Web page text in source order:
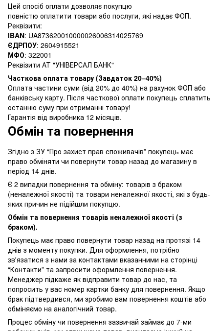
Цей спосіб оплати дозволяє покупцю
повністю оплатити товари або послуги, які надає ФОП.
Реквізити:
IBAN: UA873620010000026006314025769
ЄДРПОУ: 2604915521
МФО: 322001
Реквізити АТ "УНІВЕРСАЛ БАНК"
Часткова оплата товару (Завдаток 20–40%)
Оплата частини суми (від 20% до 40%) на рахунок ФОП або
банківську карту. Після часткової оплати покупець сплатить
останню суму при отриманні товару!
Гарантія від виробника 12 місяців.
Обмін та повернення
Згідно з ЗУ “Про захист прав споживачів” покупець має
право обміняти чи повернути товар назад до магазину в
період 14 днів.
Є 2 випадки повернення та обміну: товарів з браком
(неналежної якості) та товари неналежної якості, які з будь-
яких причин не підійшли покупцю.
Обмін та повернення товарів неналежної якості (з
браком).
Покупець має право повернути товар назад на протязі 14
днів з моменту покупки. Для оформлення, потрібно
звʼязатися з нами за контактами вказанними на сторінці
“Контакти” та запросити оформлення повернення.
Менеджер підкаже як відправити товар до нас, та
попросить у вас номер картки банку для повернення. Якщо
брак підтвердився, ми зробимо вам повернення коштів або
обміняємо на аналогічний товар.
Процес обміну чи повернення зазвичай займає до 7-ми